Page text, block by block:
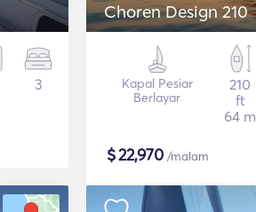
3
Choren Design 210
Kapal Pesiar
Berlayar
210
ft
64 m
$22,970 /malam